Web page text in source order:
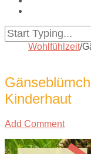
Wohlfühlzeit/
Kinderhaut
Add Comment